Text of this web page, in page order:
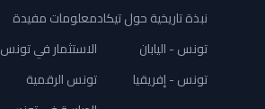
نبذة تاريخية حول تيكاد
تونس - اليابان
تونس - إفريقيا
معلومات مفيدة
الاستثمار في تونس
تونس الرقمية